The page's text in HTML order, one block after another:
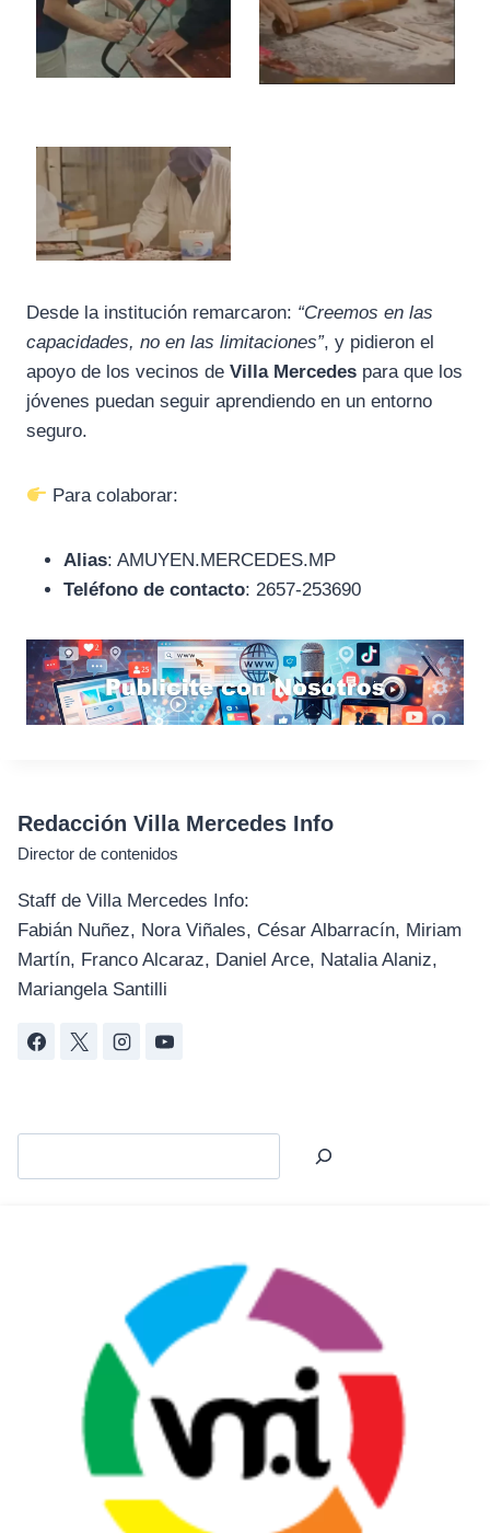
Desde la institución remarcaron: “Creemos en las
capacidades, no en las limitaciones”, y pidieron el
apoyo de los vecinos de Villa Mercedes para que los
jóvenes puedan seguir aprendiendo en un entorno
seguro.
Para colaborar:
Alias: AMUYEN.MERCEDES.MP
Teléfono de contacto: 2657-253690
Redacción Villa Mercedes Info
Director de contenidos
Staff de Villa Mercedes Info:
Fabián Nuñez, Nora Viñales, César Albarracín, Miriam
Martín, Franco Alcaraz, Daniel Arce, Natalia Alaniz,
Mariangela Santilli